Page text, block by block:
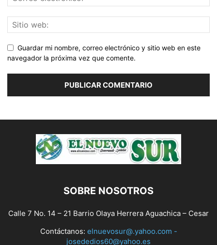
Guardar mi nombre, correo electrónico y sitio web en este
navegador la próxima vez que comente.
SOBRE NOSOTROS
Calle 7 No. 14 – 21 Barrio Olaya Herrera Aguachica – Cesar
Contáctanos: elnuevosur@.yahoo.com -
josededios60@yahoo.es